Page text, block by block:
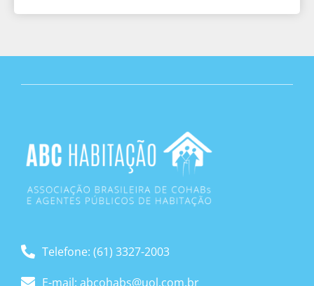
Telefone: (61) 3327-2003
E-mail: abcohabs@uol.com.br